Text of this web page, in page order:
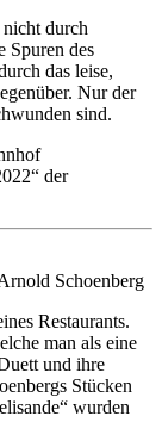
nicht durch
Spuren des
das leise,
Nur der
sind.
der
Schoenberg
Restaurants.
man als eine
und ihre
Stücken
wurden